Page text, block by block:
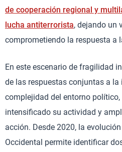
de cooperación regional y
lucha antiterrorista, dejando un
comprometiendo la respuesta a
En este escenario de fragilidad
de las respuestas conjuntas a la
complejidad del entorno
intensificado su actividad y
acción. Desde 2020, la
Occidental permite identificar